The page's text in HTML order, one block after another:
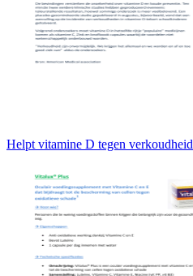
Helpt vitamine D tegen verkoudheid